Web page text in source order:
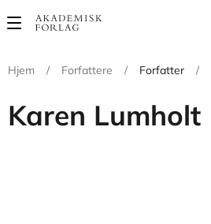
Main
Hjem
/ Forfattere / Forfatter /
Karen Lumholt